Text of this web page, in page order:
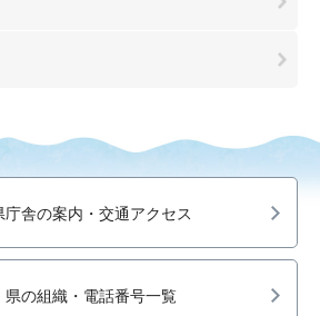
庁舎の案内・交通アクセス
県の組織・電話番号一覧